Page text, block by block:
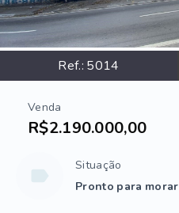
Ref.: 5014
Venda
R$2.190.000,00
Situação
Pronto para morar